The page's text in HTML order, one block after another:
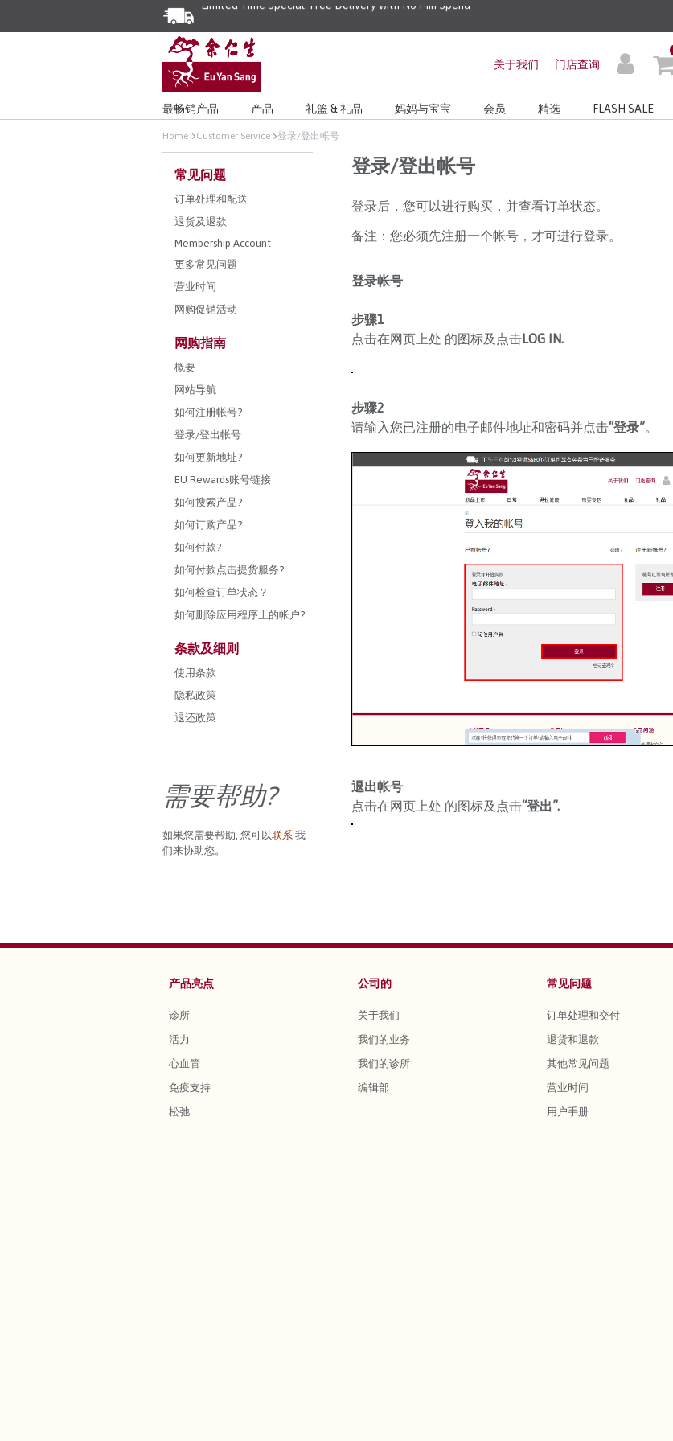
关于我们 门店查询
最畅销产品 产品 礼篮 & 礼品 妈妈与宝宝 会员 精选 FLASH SALE
Home Customer Service 登录/登出帐号
常见问题
订单处理和配送
退货及退款
Membership Account
更多常见问题
营业时间
网购促销活动
网购指南
概要
网站导航
如何注册帐号?
登录/登出帐号
如何更新地址?
EU Rewards账号链接
如何搜索产品?
如何订购产品?
如何付款?
如何付款点击提货服务?
如何检查订单状态？
如何删除应用程序上的帐户?
条款及细则
使用条款
隐私政策
退还政策
需要帮助?
如果您需要帮助, 您可以联系 我
们来协助您。
登录/登出帐号
登录后，您可以进行购买，并查看订单状态。
备注：您必须先注册一个帐号，才可进行登录。
登录帐号
步骤1
点击在网页上处 的图标及点击LOG IN.
步骤2
请输入您已注册的电子邮件地址和密码并点击“登录”。
退出帐号
点击在网页上处 的图标及点击“登出”.
产品亮点
诊所
活力
心血管
免疫支持
松弛
公司的
关于我们
我们的业务
我们的诊所
编辑部
常见问题
订单处理和交付
退货和退款
其他常见问题
营业时间
用户手册